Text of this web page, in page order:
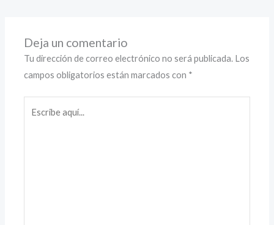
Deja un comentario
Tu dirección de correo electrónico no será publicada. Los
campos obligatorios están marcados con *